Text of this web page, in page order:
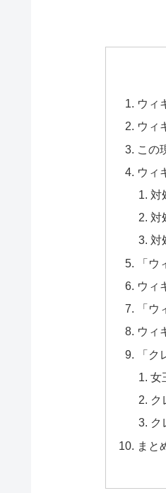
ウィ
ウィ
この
ウィ
対
対
対
「
ウィ
「
ウィ
「
女
ク
ク
まと